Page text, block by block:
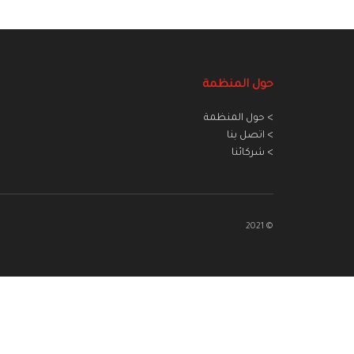
حول المنظمة
> حول المنظمة
> اتصل بنا
> شركائنا
© 2021